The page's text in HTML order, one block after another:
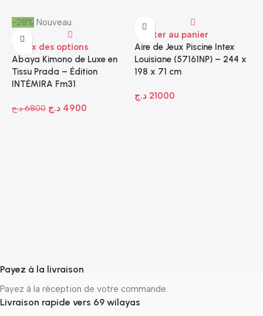
-28% Nouveau
Choix des options
Abaya Kimono de Luxe en
Tissu Prada – Édition
INTÉMIRA Fm31
6800 د.ج 4900 د.ج
Ajouter au panier
Aire de Jeux Piscine Intex
Louisiane (57161NP) – 244 x
198 x 71 cm
21000 د.ج
Payez à la livraison
Payez à la réception de votre commande.
Livraison rapide vers 69 wilayas